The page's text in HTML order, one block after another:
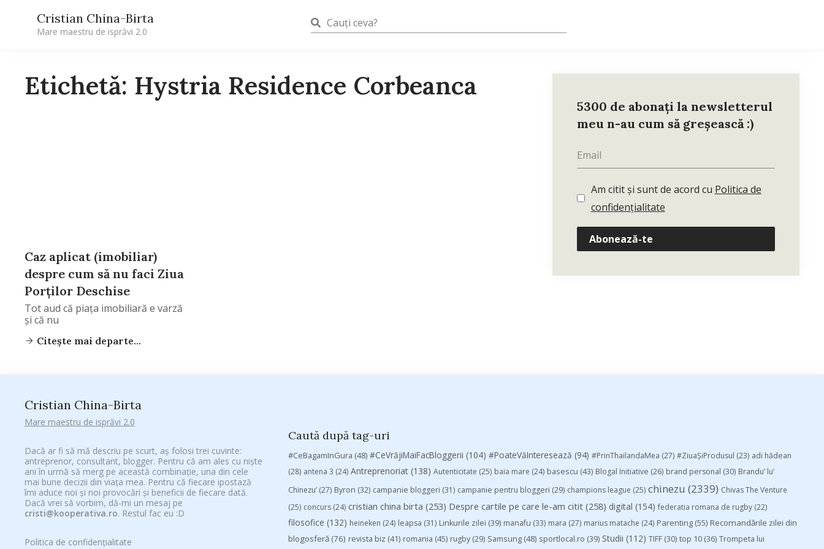
Cristian China-Birta
Mare maestru de isprăvi 2.0
Etichetă: Hystria Residence Corbeanca
Caz aplicat (imobiliar)
despre cum să nu faci Ziua
Porţilor Deschise
Tot aud că piaţa imobiliară e varză
şi că nu
Citește mai departe...
5300 de abonați la newsletterul
meu n-au cum să greșească :)
Am citit și sunt de acord cu Politica de
confidențialitate
Abonează-te
Cristian China-Birta
Mare maestru de isprăvi 2.0
Dacă ar fi să mă descriu pe scurt, aș folosi trei cuvinte:
antreprenor, consultant, blogger. Pentru că am ales cu niște
ani în urmă să merg pe această combinație, una din cele
mai bune decizii din viața mea. Pentru că fiecare ipostază
îmi aduce noi și noi provocări și beneficii de fiecare dată.
Dacă vrei să vorbim, dă-mi un mesaj pe
cristi@kooperativa.ro. Restul fac eu :D
Politica de confidențialitate
Caută după tag-uri
#CeBagamInGura (48) #CeVrăjiMaiFacBloggerii (104) #PoateVăInteresează (94) #PrinThailandaMea (27) #ZiuaȘiProdusul (23) adi hădean
(28) antena 3 (24) Antreprenoriat (138) Autenticitate (25) baia mare (24) basescu (43) Blogal Initiative (26) brand personal (30) Brandu’ lu’
Chinezu’ (27) Byron (32) campanie bloggeri (31) campanie pentru bloggeri (29) champions league (25) chinezu (2339) Chivas The Venture
(25) concurs (24) cristian china birta (253) Despre cartile pe care le-am citit (258) digital (154) federatia romana de rugby (22)
filosofice (132) heineken (24) leapsa (31) Linkurile zilei (39) manafu (33) mara (27) marius matache (24) Parenting (55) Recomandările zilei din
blogosferă (76) revista biz (41) romania (45) rugby (29) Samsung (48) sportlocal.ro (39) Studii (112) TIFF (30) top 10 (36) Trompeta lui